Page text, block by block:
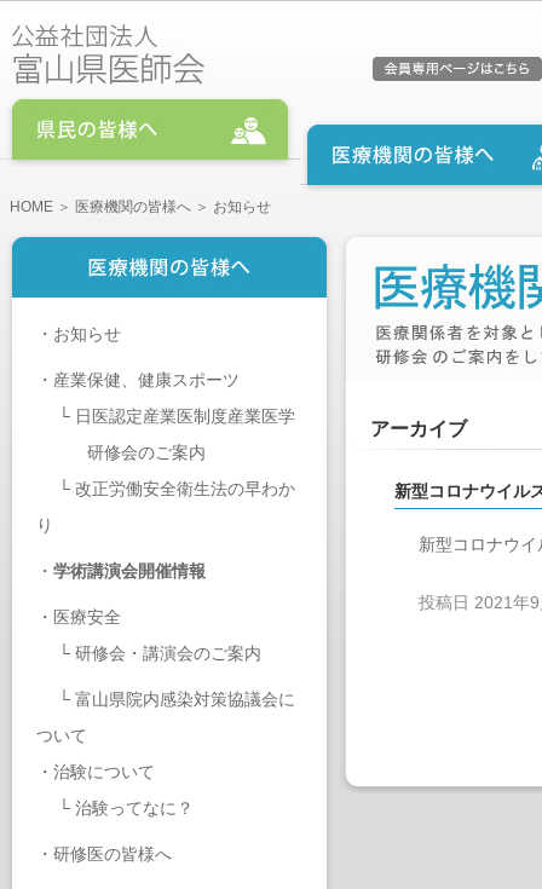
HOME ＞ 医療機関の皆様へ ＞ お知らせ
・ お知らせ
・ 産業保健、健康スポーツ
└ 日医認定産業医制度産業医学
研修会のご案内
└ 改正労働安全衛生法の早わか
り
・ 学術講演会開催情報
・ 医療安全
└ 研修会・講演会のご案内
└ 富山県院内感染対策協議会に
ついて
・ 治験について
└ 治験ってなに？
・ 研修医の皆様へ
アーカイブ
新型コロナウイル
新型コロナウ
投稿日 2021年